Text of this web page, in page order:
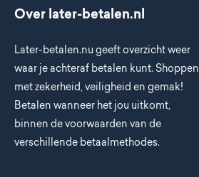
Over later-betalen.nl
Later-betalen.nu geeft overzicht weer
waar je achteraf betalen kunt. Shoppen
met zekerheid, veiligheid en gemak!
Betalen wanneer het jou uitkomt,
binnen de voorwaarden van de
verschillende betaalmethodes.